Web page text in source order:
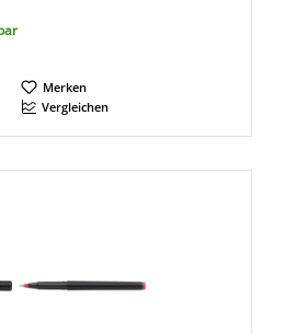
Merken
Vergleichen